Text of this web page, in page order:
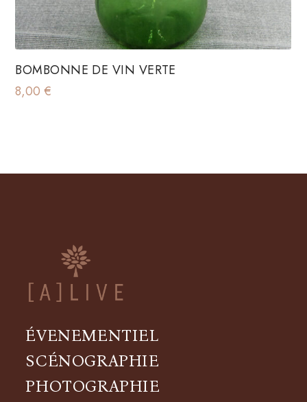
BOMBONNE DE VIN VERTE
8,00€
ÉVENEMENTIEL
SCÉNOGRAPHIE
PHOTOGRAPHIE